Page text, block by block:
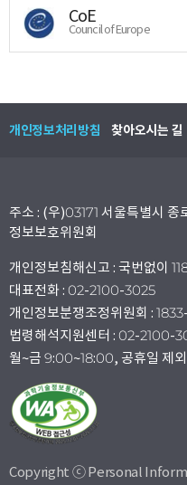
CoE
Council of Europe
개인정보처리방침 찾아오시는 길
주소 : (우)03171 서울특별시
정보보호위원회
개인정보침해신고 : 국번없이
대표전화 : 02-2100-3025
개인정보분쟁조정위원회 :
법령해석지원센터 : 02-2100-
월~금 9:00~18:00, 공휴일 제외
Copyright ⓒ Personal